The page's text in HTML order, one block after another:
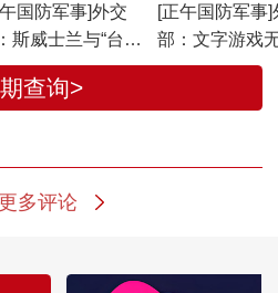
国防军事]外交
斯威士兰与“台
分裂势力捆绑没有
[正午国防军事]
部：文字游戏
白日本整军扩
查询>
多评论